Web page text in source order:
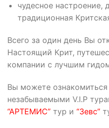
чудесное настроение,
традиционная
Всего за один день Вы
Настоящий Крит,
компании с лучшим
Вы можете
незабываемыми V.I.P
“АРТЕМИС” тур и “Зевс”